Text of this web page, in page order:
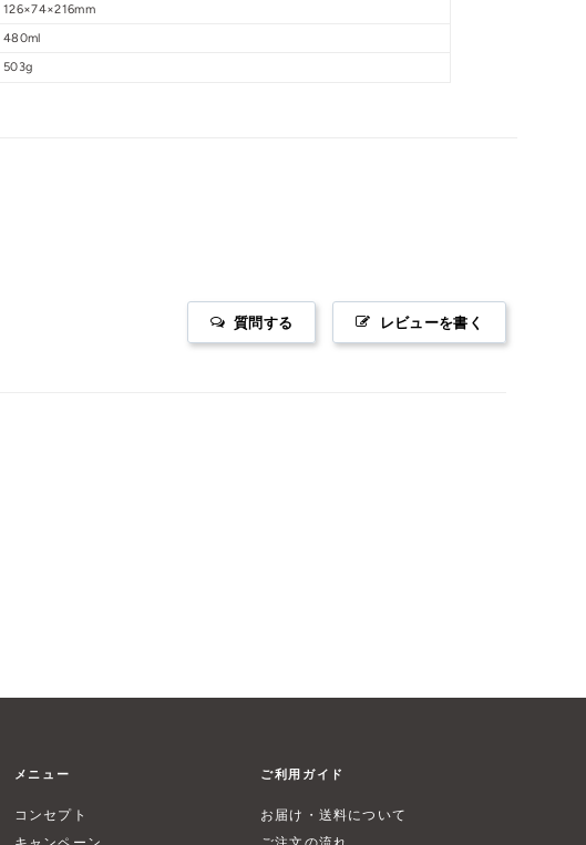
126×74×216mm
480ml
503g
レビューを書く
質問する
メニュー
コンセプト
ご利用ガイド
お届け・送料について